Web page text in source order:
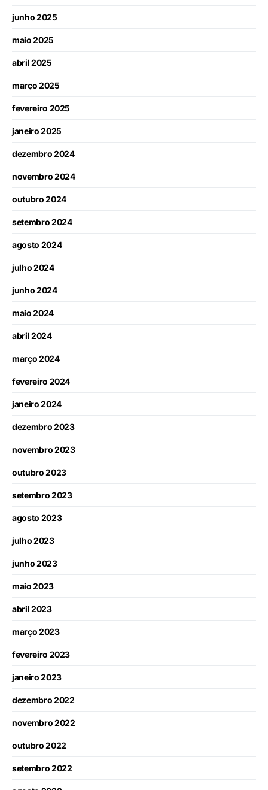
junho 2025
maio 2025
abril 2025
março 2025
fevereiro 2025
janeiro 2025
dezembro 2024
novembro 2024
outubro 2024
setembro 2024
agosto 2024
julho 2024
junho 2024
maio 2024
abril 2024
março 2024
fevereiro 2024
janeiro 2024
dezembro 2023
novembro 2023
outubro 2023
setembro 2023
agosto 2023
julho 2023
junho 2023
maio 2023
abril 2023
março 2023
fevereiro 2023
janeiro 2023
dezembro 2022
novembro 2022
outubro 2022
setembro 2022